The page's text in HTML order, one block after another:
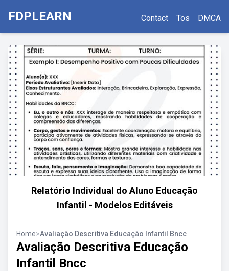
FDPLEARN Contact Tos DMCA
Relatório Individual do Aluno Educação
Infantil - Modelos Editáveis
Home>Avaliação Descritiva Educação Infantil Bncc
Avaliação Descritiva Educação
Infantil Bncc